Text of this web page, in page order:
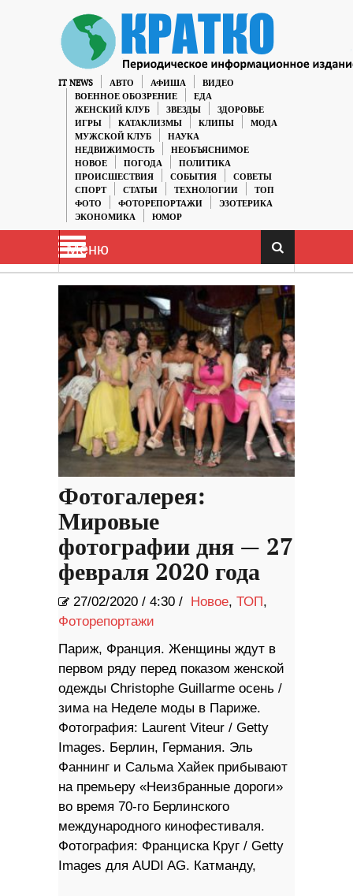
IT NEWS АВТО АФИША
ВИДЕО
ВОЕННОЕ ОБОЗРЕНИЕ
ЕДА
ЖЕНСКИЙ КЛУБ
ЗВЕЗДЫ
ЗДОРОВЬЕ
ИГРЫ
КАТАКЛИЗМЫ КЛИПЫ
МОДА
МУЖСКОЙ КЛУБ
НАУКА
НЕДВИЖИМОСТЬ
НЕОБЪЯСНИМОЕ
НОВОЕ
ПОГОДА
ПОЛИТИКА
ПРОИСШЕСТВИЯ
СОБЫТИЯ
СОВЕТЫ
СПОРТ
СТАТЬИ ТЕХНОЛОГИИ
ТОП
ФОТО
ФОТОРЕПОРТАЖИ
ЭЗОТЕРИКА
ЭКОНОМИКА
ЮМОР
Меню
Фотогалерея:
Мировые
фотографии дня — 27
февраля 2020 года
27/02/2020 / 4:30 / Новое, ТОП,
Фоторепортажи
Париж, Франция. Женщины ждут в
первом ряду перед показом женской
одежды Christophe Guillarme осень /
зима на Неделе моды в Париже.
Фотография: Laurent Viteur / Getty
Images. Берлин, Германия. Эль
Фаннинг и Сальма Хайек прибывают
на премьеру «Неизбранные дороги»
во время 70-го Берлинского
международного кинофестиваля.
Фотография: Франциска Круг / Getty
Images для AUDI AG. Катманду,